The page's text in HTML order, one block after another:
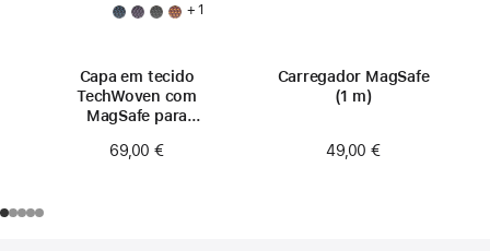
+ 1
Capa em tecido
TechWoven com
MagSafe para
69,00 €
Carregador MagSafe
(1 m)
49,00 €